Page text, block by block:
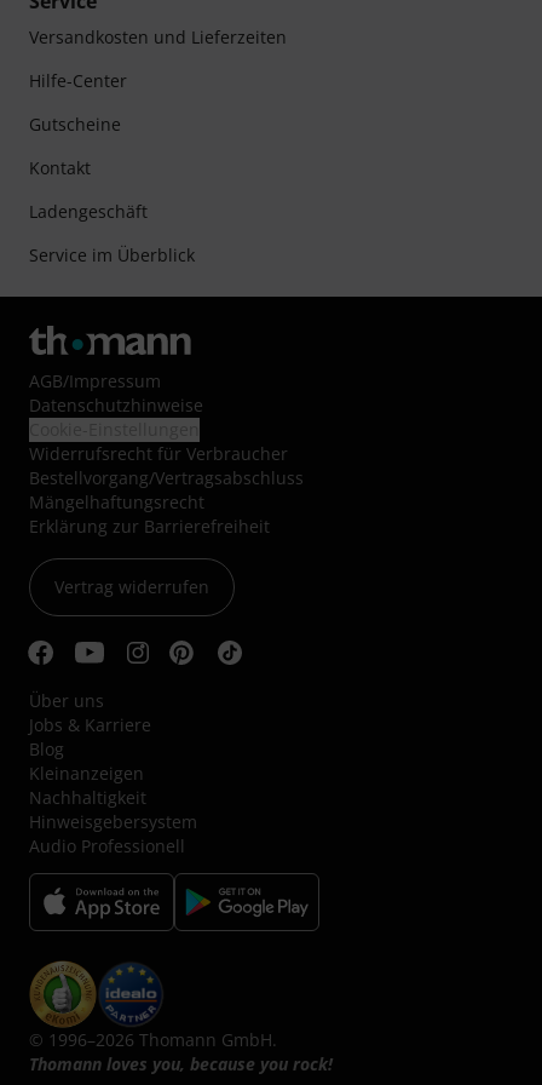
Versandkosten und Lieferzeiten
Hilfe-Center
Gutscheine
Kontakt
Ladengeschäft
Service im Überblick
AGB/Impressum
Datenschutzhinweise
Widerrufsrecht für Verbraucher
Bestellvorgang/Vertragsabschluss
Mängelhaftungsrecht
Erklärung zur Barrierefreiheit
Vertrag widerrufen
Über uns
Jobs & Karriere
Blog
Kleinanzeigen
Nachhaltigkeit
Hinweisgebersystem
Audio Professionell
© 1996–2026 Thomann GmbH.
Thomann loves you, because you rock!